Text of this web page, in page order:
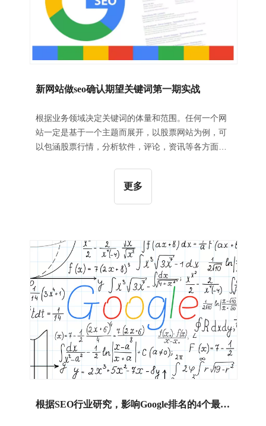
新网站做seo确认期望关键词第一期实战
根据业务领域决定关键词的体量和范围。任何一个网
站一定是基于一个主题而展开，以股票网站为例，可
以包涵股票行情，分析软件，评论，资讯等各方面的
网站，你断然是不会把健康的关键词涵盖进去的（一
般情况）。这些是基础。
更多
根据SEO行业研究，影响Google排名的4个最重要的因素